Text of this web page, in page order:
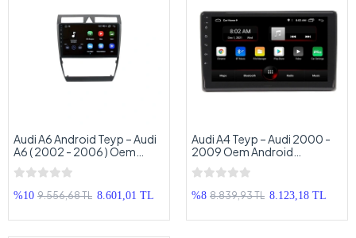
Audi A6 Android Teyp – Audi
A6 ( 2002 - 2006 ) Oem
Android Multimedya – Audi
A6 Android Double Teyp
%10 9.556,68 TL 8.601,01 TL
Audi A4 Teyp – Audi 2000 -
2009 Oem Android
Multimedya – Audi A4
Android Double Teyp
%8 8.839,93 TL 8.123,18 TL